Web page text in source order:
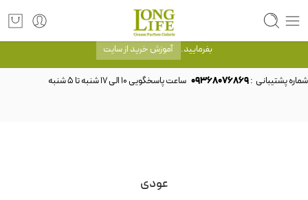
توجه! برند لانگ لایف رایحه های معروف را با شیشه و بسته بندی خود شرکت لانگ لایف
عرضه می کند.که با انتخاب حجم هر ادکلنی می توانید شیشه و بسته بندی را ملاحظه
بفرمایید. آموزش خرید از سایت
شماره پشتیبانی :09368076869
عودی